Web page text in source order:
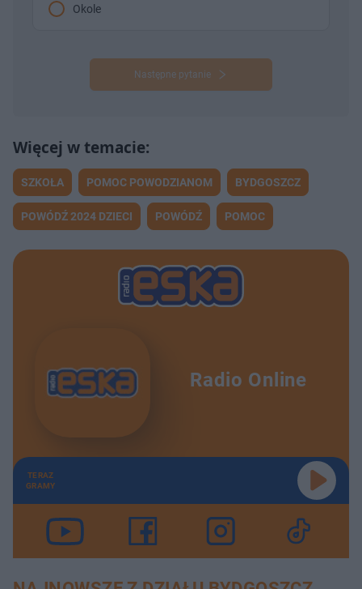
Okole
Następne pytanie
SZKOŁA POMOC POWODZIANOM BYDGOSZCZ
POWÓDŹ 2024 DZIECI POWÓDŹ POMOC
Radio Online
TERAZ
GRAMY